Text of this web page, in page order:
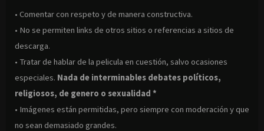
• Comentar con respeto y de manera constructiva.
• No se permiten links de otros sitios o referencias a sitios de
descarga.
• Tratar de hablar de la pelicula en cuestión, salvo ocasiones
especiales. Nada de interminables debates políticos,
religiosos, de genero o sexualidad *
• Imágenes están permitidas, pero siempre con moderación y que
no sean demasiado grandes.